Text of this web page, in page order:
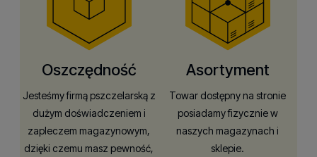
Oszczędność
Jesteśmy firmą pszczelarską z
dużym doświadczeniem i
zapleczem magazynowym,
dzięki czemu masz pewność,
Asortyment
Towar dostępny na stronie
posiadamy fizycznie w
naszych magazynach i
sklepie.